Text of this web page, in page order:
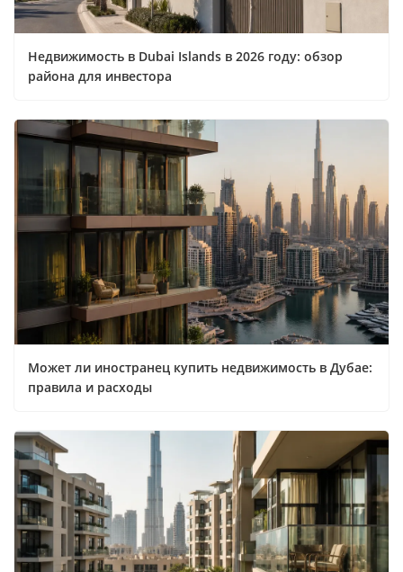
Недвижимость в Dubai Islands в 2026 году: обзор
района для инвестора
Может ли иностранец купить недвижимость в Дубае:
правила и расходы